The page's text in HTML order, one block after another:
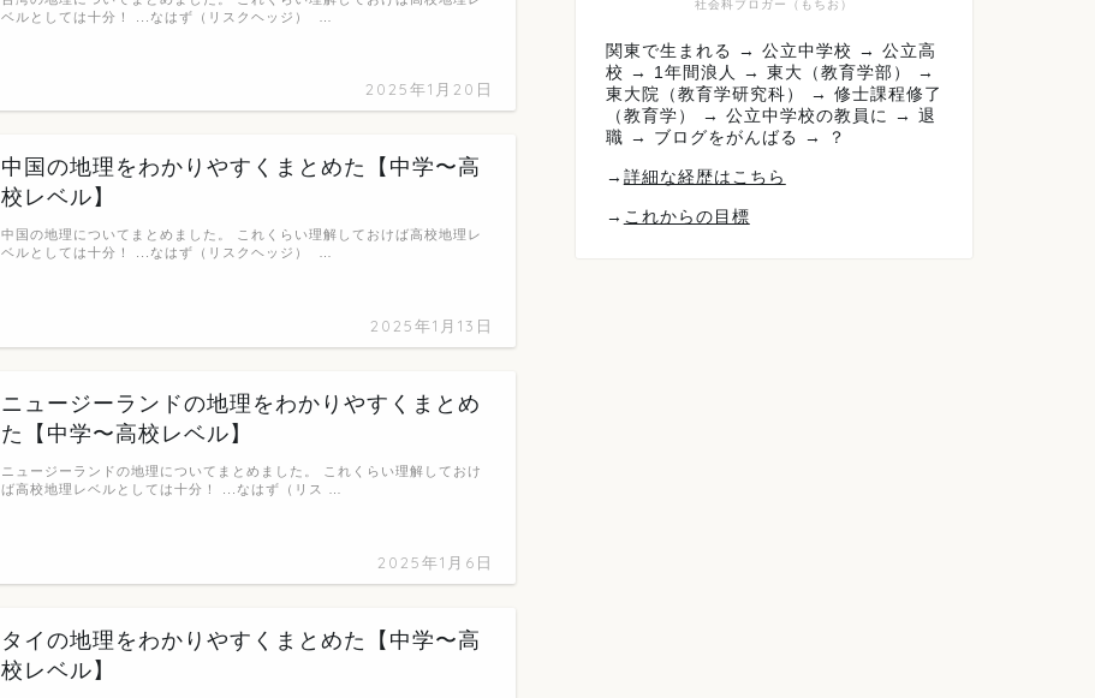
2025年1月20日
ベルとしては十分！ ...なはず（リスクヘッジ） …
中国の地理をわかりやすくまとめた【中学〜高
校レベル】
2025年1月13日
中国の地理についてまとめました。 これくらい理解しておけば高校地理レ
ベルとしては十分！ ...なはず（リスクヘッジ） …
ニュージーランドの地理をわかりやすくまとめ
た【中学〜高校レベル】
2025年1月6日
ニュージーランドの地理についてまとめました。 これくらい理解しておけ
ば高校地理レベルとしては十分！ ...なはず（リス …
タイの地理をわかりやすくまとめた【中学〜高
校レベル】
社会科ブロガー（もちお）
関東で生まれる → 公立中学校 → 公立高
校 → 1年間浪人 → 東大（教育学部） →
東大院（教育学研究科） → 修士課程修了
（教育学） → 公立中学校の教員に → 退
職 → ブログをがんばる → ？
→ 詳細な経歴はこちら
→ これからの目標